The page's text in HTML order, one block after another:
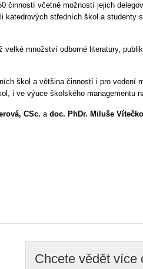
činností včetně možností jejich
středních škol a studenty
množství odborné literatury,
škol a většina činností i pro vedení
i ve výuce školského managementu
CSc. adoc. PhDr. Miluše
Chcete vědět více